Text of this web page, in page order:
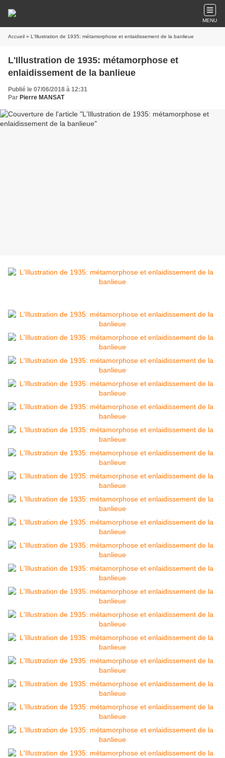
MENU
Accueil » L'Illustration de 1935: métamorphose et enlaidissement de la banlieue
L'Illustration de 1935: métamorphose et
enlaidissement de la banlieue
Publié le 07/06/2018 à 12:31
Par Pierre MANSAT